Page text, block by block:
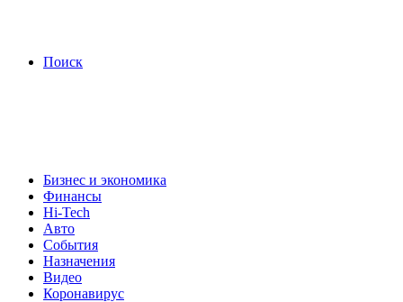
Поиск
Бизнес и экономика
Финансы
Hi-Tech
Авто
События
Назначения
Видео
Коронавирус